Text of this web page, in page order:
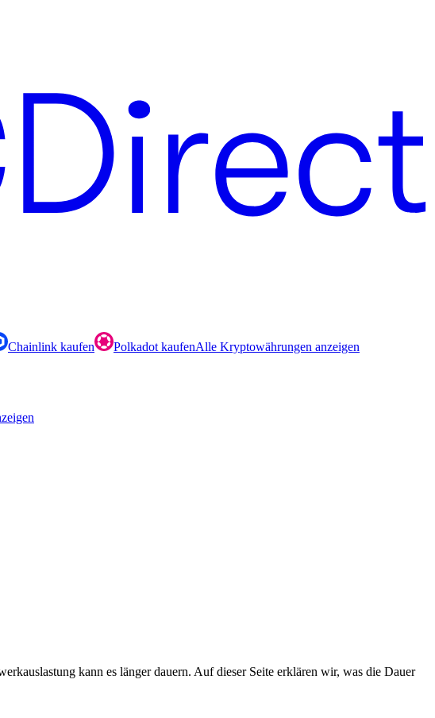
Chainlink kaufen Polkadot kaufenAlle Kryptowährungen anzeigen
kann es länger dauern. Auf dieser Seite erklären wir, was die Dauer